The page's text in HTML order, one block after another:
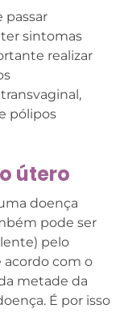
passar
sintomas
realizar
pólipos
útero
doença
pode ser
pelo
acordo com o
metade da
É por isso